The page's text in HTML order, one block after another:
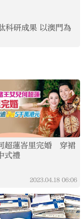
果 以澳門為
超蓮峇里完婚 穿裙
式禮
2023.04.18 06:06